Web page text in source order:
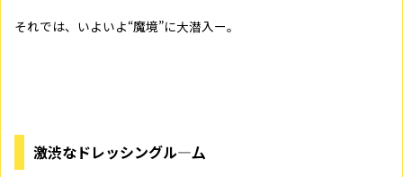
それでは、いよいよ“魔境”に大潜入ー。
激渋なドレッシングル―厶